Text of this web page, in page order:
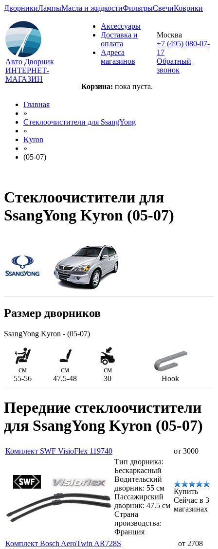
ДворникиЛампыМасла и жидкостиФильтрыСвечиКоврики
Авто Дворник
ИНТЕРНЕТ-
МАГАЗИН
Аксессуары
Доставка и
оплата
Адреса
магазинов
Корзина: пока пуста.
Москва
+7 (495) 080-07-
17
Обратный
звонок
Главная
»
Стеклоочистители для SsangYong
»
Kyron
»
(05-07)
Стеклоочистители для
SsangYong Kyron (05-07)
Размер дворников
SsangYong Kyron - (05-07)
см см
см
55-56
47.5-48 30 Hook
Передние стеклоочистители
для SsangYong Kyron (05-07)
Комплект SWF VisioFlex 119740
от 3000
Тип дворника:
Бескаркасный
Водительский
дворник: 55 см
Пассажирский
дворник: 47.5 см
Страна
производства:
Франция
Купить
Сейчас в 3
магазинах
Комплект Bosch AeroTwin AR728S
от 2708